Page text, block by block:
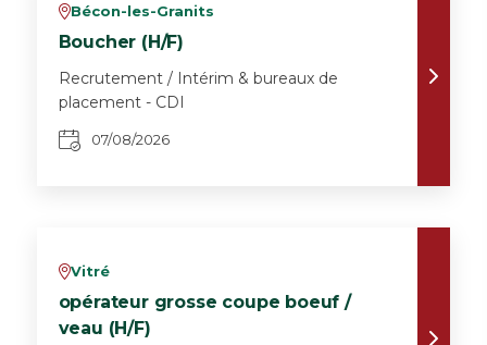
vBécon-les-Granits
Boucher (H/F)
Recrutement / Intérim & bureaux de
placement - CDI
07/08/2026
vVitré
opérateur grosse coupe boeuf /
veau (H/F)